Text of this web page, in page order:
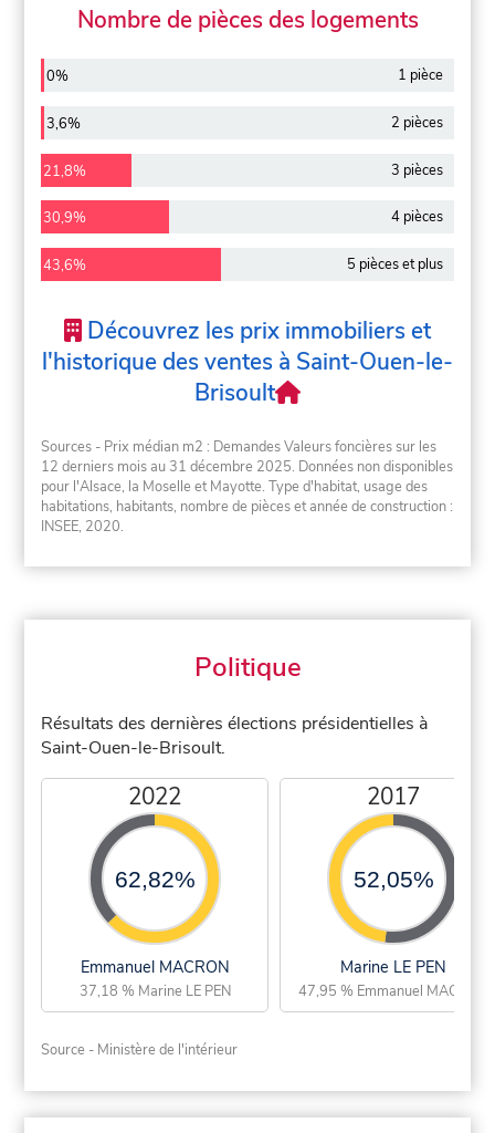
Nombre de pièces des logements
0% 1 pièce
3,6% 2 pièces
21,8% 3 pièces
30,9% 4 pièces
43,6% 5 pièces et plus
Découvrez les prix immobiliers et
l'historique des ventes à Saint-Ouen-le-
Brisoult
Sources - Prix médian m2 : Demandes Valeurs foncières sur les
12 derniers mois au 31 décembre 2025. Données non disponibles
pour l'Alsace, la Moselle et Mayotte. Type d'habitat, usage des
habitations, habitants, nombre de pièces et année de construction :
INSEE, 2020.
Politique
Résultats des dernières élections présidentielles à
Saint-Ouen-le-Brisoult.
2022
62,82%
Emmanuel MACRON
37,18 % Marine LE PEN
2017
52,05%
Marine LE PEN
47,95 % Emmanuel MACRON
Source - Ministère de l'intérieur